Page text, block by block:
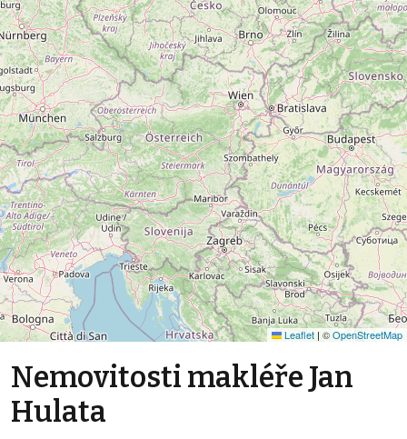
Leaflet | ©OpenStreetMap
Nemovitosti makléře Jan
Hulata